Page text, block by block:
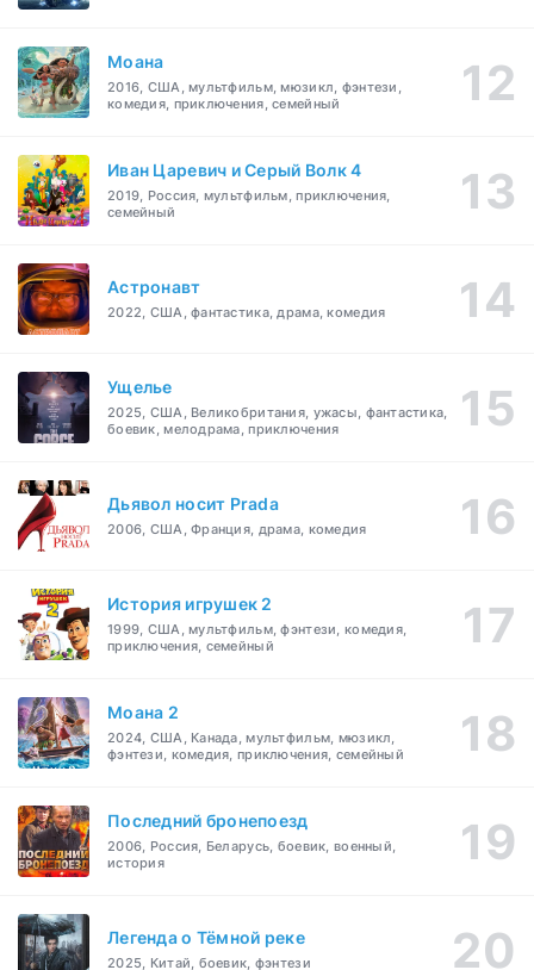
Моана
2016, США, мультфильм, мюзикл, фэнтези,
комедия, приключения, семейный
Иван Царевич и Серый Волк 4
2019, Россия, мультфильм, приключения,
семейный
Астронавт
2022, США, фантастика, драма, комедия
Ущелье
2025, США, Великобритания, ужасы, фантастика,
боевик, мелодрама, приключения
Дьявол носит Prada
2006, США, Франция, драма, комедия
История игрушек 2
1999, США, мультфильм, фэнтези, комедия,
приключения, семейный
Моана 2
2024, США, Канада, мультфильм, мюзикл,
фэнтези, комедия, приключения, семейный
Последний бронепоезд
2006, Россия, Беларусь, боевик, военный,
история
Легенда о Тёмной реке
2025, Китай, боевик, фэнтези